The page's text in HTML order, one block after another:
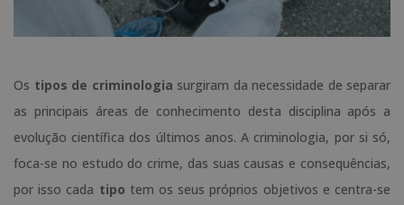
Os tipos de criminologia surgiram da necessidade de separar
as principais áreas de conhecimento desta disciplina após a
evolução científica dos últimos anos. A criminologia, por si só,
foca-se no estudo do crime, das suas causas e consequências,
por isso cada tipo tem os seus próprios objetivos e centra-se